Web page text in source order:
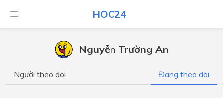
HOC24
Nguyễn Trường An
Người theo dõi Đang theo dõi